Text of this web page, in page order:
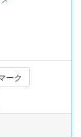
ーク